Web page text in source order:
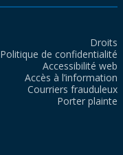
Droits
Politique de confidentialité
Accessibilité web
Accès à l’information
Courriers frauduleux
Porter plainte